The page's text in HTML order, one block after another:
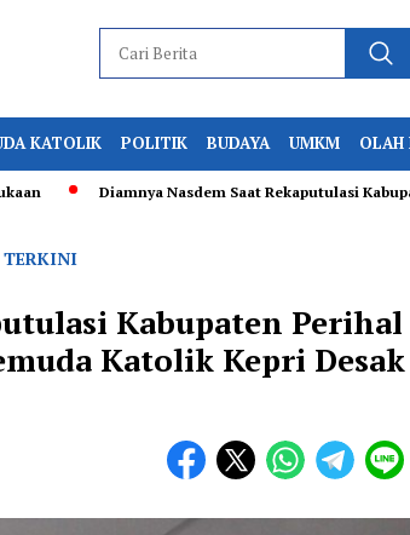
KATOLIK POLITIK BUDAYA UMKM OLAH
Diamnya Nasdem Saat Rekaputulasi Kabupaten
TERKINI
Kabupaten Perihal
Katolik Kepri Desak